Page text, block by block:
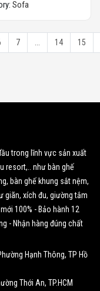
Sofa
7 14 15
trong lĩnh vực sản xuất
resort,.. như bàn ghế
bàn ghế khung sắt nệm,
giãn, xích đu, giường tắm
100% - Bảo hành 12
- Nhận hàng đúng chất
Hạnh Thông, TP Hồ
Thới An, TP.HCM